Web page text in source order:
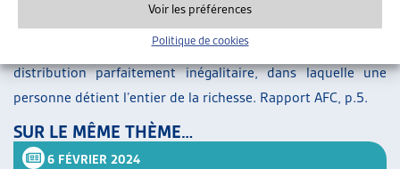
Voir les préférences
Politique de cookies
étant la distribution parfaitement égalitaire et 1 la
distribution parfaitement inégalitaire, dans laquelle une
personne détient l’entier de la richesse. Rapport AFC, p.5.
SUR LE MÊME THÈME…
6 FÉVRIER 2024